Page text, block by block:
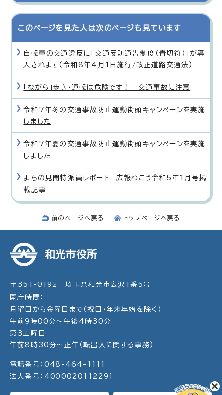
このページを見た人は次のページも見ています
自転車の交通違反に「交通反則通告制度（青切符）」が導
入されます（令和8年4月1日施行/改正道路交通法）
「ながら」歩き・運転は危険です！ 交通事故に注意
令和7年冬の交通事故防止運動街頭キャンペーンを実施
しました
令和7年夏の交通事故防止運動街頭キャンペーンを実施
しました
まちの見聞特派員レポート 広報わこう令和5年1月号掲
載記事
前のページへ戻る トップページへ戻る
和光市役所
〒351-0192 埼玉県和光市広沢1番5号
開庁時間：
月曜日から金曜日まで（祝日・年末年始を除く）
午前9時00分～午後4時30分
第3土曜日
午前8時30分～正午（転出入に関する事務）
電話番号：048-464-1111
法人番号：4000020112291